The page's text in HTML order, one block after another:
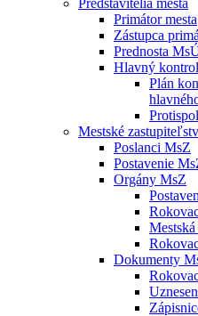
Predstavitelia mesta
Primátor mesta
Zástupca
Prednosta
Hlavný
Plán
Mestské
Poslanci MsZ
Postavenie
Orgány MsZ
Mestská
Dokumenty